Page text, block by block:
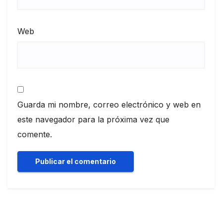
Web
Guarda mi nombre, correo electrónico y web en
este navegador para la próxima vez que
comente.